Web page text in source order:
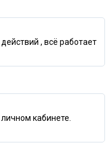
, всё работает
кабинете.